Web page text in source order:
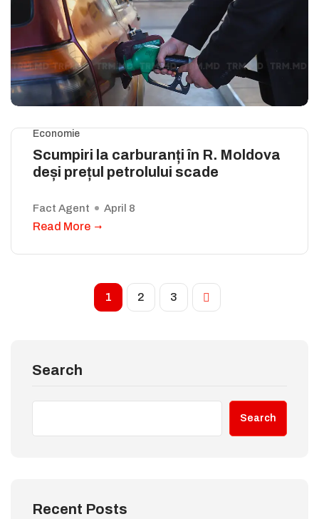
Economie
Scumpiri la carburanți în R. Moldova
deși prețul petrolului scade
Fact Agent April 8
Read More
1 2 3
Search
Search
Recent Posts